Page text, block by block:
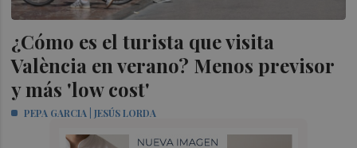
¿Cómo es el turista que visita
València en verano? Menos previsor
y más 'low cost'
PEPA GARCIA | JESÚS LORDA